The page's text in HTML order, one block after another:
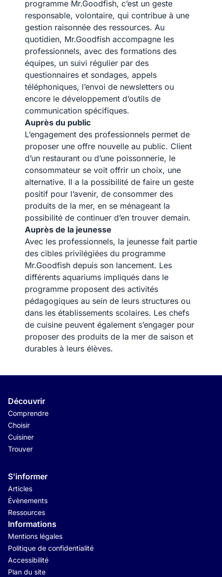
programme Mr.Goodfish, c’est un geste
responsable, volontaire, qui contribue à une
gestion raisonnée des ressources. Au
quotidien, Mr.Goodfish accompagne les
professionnels, avec des formations des
équipes, un suivi régulier par des
questionnaires et sondages, appels
téléphoniques, l’envoi de newsletters ou
encore le développement d’outils de
communication spécifiques.
Auprès du public
L’engagement des professionnels permet de
proposer une offre nouvelle au public. Client
d’un restaurant ou d’une poissonnerie, le
consommateur se voit offrir un choix, une
alternative. Il a la possibilité de faire un geste
positif pour l’avenir, de consommer des
produits de la mer, en se ménageant la
possibilité de continuer d’en trouver demain.
Auprès de la jeunesse
Avec les professionnels, la jeunesse fait partie
des cibles privilégiées du programme
Mr.Goodfish depuis son lancement. Les
différents aquariums impliqués dans le
programme proposent des activités
pédagogiques au sein de leurs structures ou
dans les établissements scolaires. Les chefs
de cuisine peuvent également s’engager pour
proposer des produits de la mer de saison et
durables à leurs élèves.
Découvrir
Comprendre
Choisir
Cuisiner
Trouver
S'informer
Articles
Évènements
Ressources
Informations
Mentions légales
Politique de confidentialité
Accessibilité
Plan du site